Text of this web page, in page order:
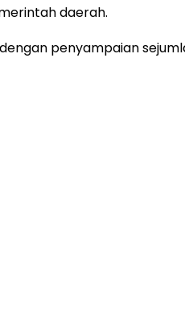
daerah.
penyampaian